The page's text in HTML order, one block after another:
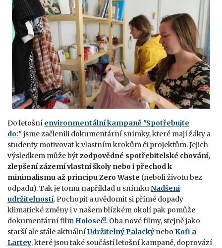
Do letošní environmentální kampaně "Spotřebujte
do:"jsme začlenili dokumentární snímky, které mají žáky a
studenty motivovat k vlastním krokům či projektům. Jejich
výsledkem může býtzodpovědné spotřebitelské chování,
zlepšení zázemí vlastní školy nebo i přechod k
minimalismu až principu Zero Waste (neboli životu bez
odpadu). Tak je tomu například u snímkuNadšeni
udržitelností. Pochopit a uvědomit si přímé dopady
klimatické změny i v našem blízkém okolí pak pomůže
dokumentární film Holoseč!. Oba nové filmy, stejně jako
starší ale stále aktuálníUdržitelný Palacký nebo Kofi a
Lartey, které jsou také součástí letošní kampaně, doprovází